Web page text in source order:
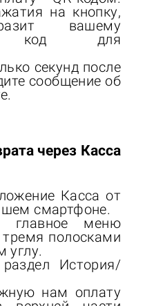
на кнопку,
вашему
код для
секунд после
сообщение об
через Касса
Касса от
смартфоне.
главное меню
полосками
углу.
История/
нам оплату